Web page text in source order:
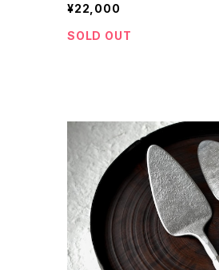
¥22,000
SOLD OUT